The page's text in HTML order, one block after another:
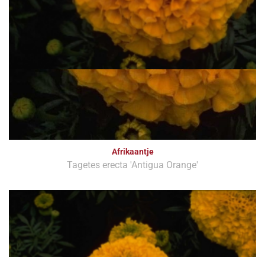
Afrikaantje
Tagetes erecta 'Antigua Orange'